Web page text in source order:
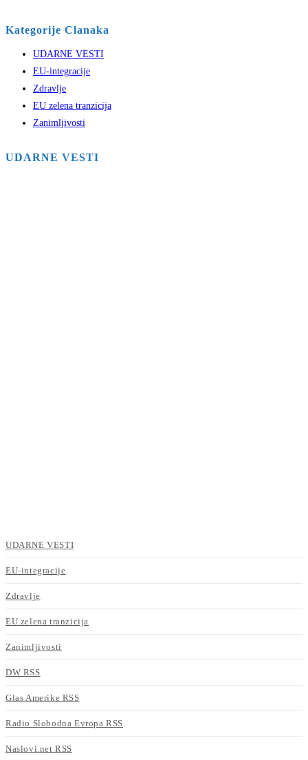
Kategorije Clanaka
UDARNE VESTI
EU-integracije
Zdravlje
EU zelena tranzicija
Zanimljivosti
UDARNE VESTI
UDARNE VESTI
EU-integracije
Zdravlje
EU zelena tranzicija
Zanimljivosti
DW RSS
Glas Amerike RSS
Radio Slobodna Evropa RSS
Naslovi.net RSS